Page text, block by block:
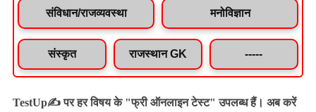
संविधान/राजव्यवस्था मनोविज्ञान
संस्कृत राजस्थान GK -----
TestUp✍️ पर हर विषय के "फ्री ऑनलाइन टेस्ट" उपलब्ध हैं। अब करें